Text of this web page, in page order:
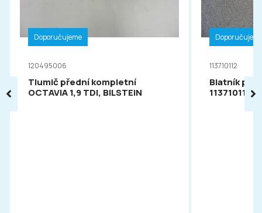
Doporučujeme
120495006
Tlumič přední kompletní
OCTAVIA 1,9 TDI, BILSTEIN
113710112
Blatník
113710112